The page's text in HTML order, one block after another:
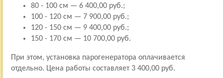
80 - 100 см — 6 400,00 руб.;
100 - 120 см — 7 900,00 руб.;
120 - 150 см — 9 400,00 руб.;
150 - 170 см — 10 700,00 руб.
При этом, установка парогенератора оплачивается
отдельно. Цена работы составляет 3 400,00 руб.